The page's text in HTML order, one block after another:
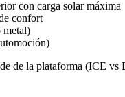
con carga solar máxima
confort
metal)
de la plataforma (ICE